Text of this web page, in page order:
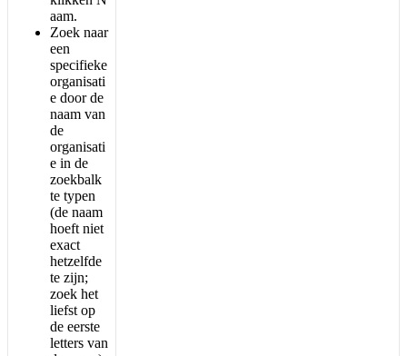
aam.
Zoek naar
een
specifieke
organisati
e door de
naam van
de
organisati
e in de
zoekbalk
te typen
(de naam
hoeft niet
exact
hetzelfde
te zijn;
zoek het
liefst op
de eerste
letters van